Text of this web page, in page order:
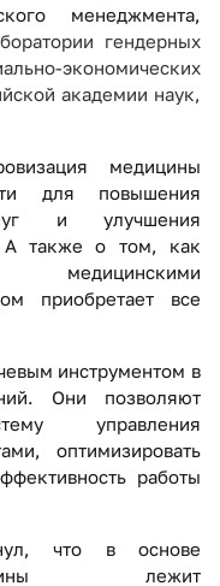
менеджмента,
гендерных
экономических
академии наук,
медицины
для повышения
и улучшения
А также о том, как
медицинскими
приобретает все
инструментом в
Они позволяют
управления
оптимизировать
работы
что в основе
лежит